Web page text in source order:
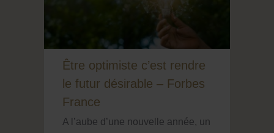
Être optimiste c’est rendre
le futur désirable – Forbes
France
A l’aube d’une nouvelle année, un